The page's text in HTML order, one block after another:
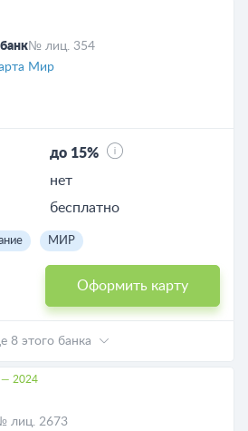
№ лиц. 354
Мир
до 15%
нет
бесплатно
Оформить карту
МИР
Еще 8 этого банка
— 2024
лиц. 2673